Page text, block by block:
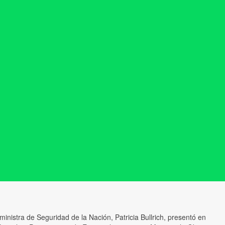
de Seguridad de la Nación, Patricia Bullrich, presentó en